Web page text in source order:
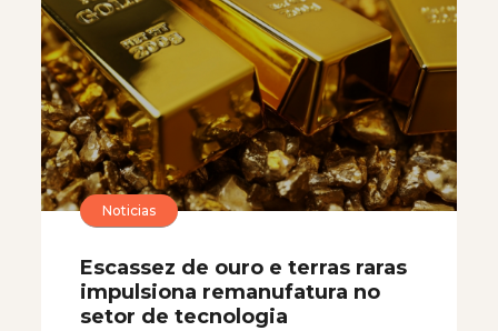
Noticias
Escassez de ouro e terras raras
impulsiona remanufatura no
setor de tecnologia